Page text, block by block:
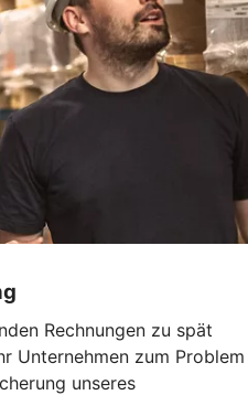
Rechnungen zu spät
Unternehmen zum Problem
unseres